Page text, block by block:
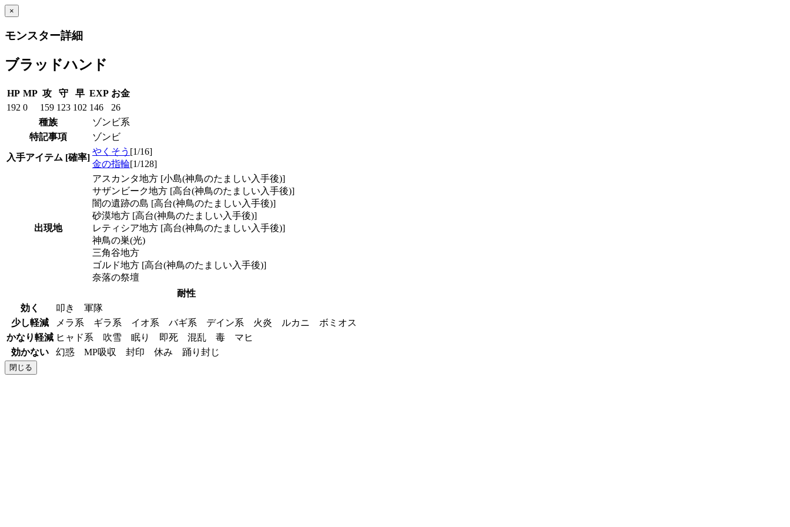
×
モンスター詳細
ブラッドハンド
HP MP 攻 守 早 EXP お金
192 0 159 123 102 146
26
種族
ゾンビ系
特記事項
ゾンビ
入手アイテム [確率]
やくそう [1/16]
金の指輪[1/128]
出現地
アスカンタ地方 [小島(神鳥のたましい入手後)]
サザンビーク地方 [高台(神鳥のたましい入手後)]
闇の遺跡の島 [高台(神鳥のたましい入手後)]
砂漠地方 [高台(神鳥のたましい入手後)]
レティシア地方 [高台(神鳥のたましい入手後)]
神鳥の巣(光)
三角谷地方
ゴルド地方 [高台(神鳥のたましい入手後)]
奈落の祭壇
耐性
効く
叩き 軍隊
少し軽減
メラ系 ギラ系 イオ系 バギ系 デイン系 火炎 ルカニ ボミオス
かなり軽減 ヒャド系 吹雪 眠り 即死 混乱 毒 マヒ
効かない
幻惑 MP吸収 封印 休み 踊り封じ
閉じる